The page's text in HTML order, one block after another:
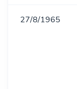
27/8/1965